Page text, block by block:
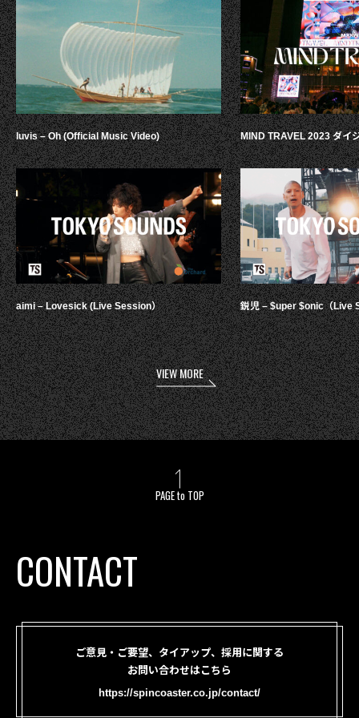
luvis – Oh (Official Music Video)
aimi – Lovesick (Live Session）
MIND TRAVEL 2023 ダイ
鋭児 – $uper $onic（Live
VIEW MORE
PAGE to TOP
CONTACT
ご意見・ご要望、タイアップ、採用に関する
お問い合わせはこちら
https://spincoaster.co.jp/contact/